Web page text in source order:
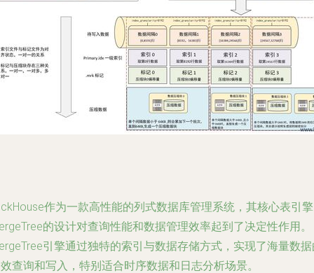
作为一款高性能的列式数据库管理系统，其核心表引擎
的设计对查询性能和数据管理效率起到了决定性作用。
引擎通过独特的索引与数据存储方式，实现了海量数
查询和写入，特别适合时序数据和日志分析场景。